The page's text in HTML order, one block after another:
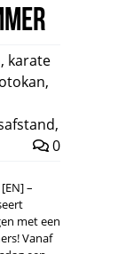
, karate
,
,
0
–
met een
Vanaf